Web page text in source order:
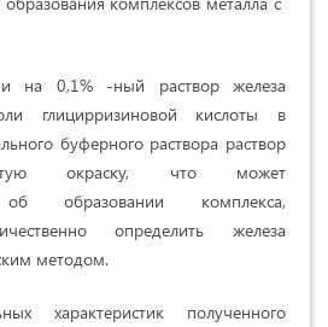
на 0,1% -ный раствор железа
глицирризиновой кислоты в
буферного раствора раствор
окраску, что может
об образовании комплекса,
определить железа
методом.
характеристик полученного